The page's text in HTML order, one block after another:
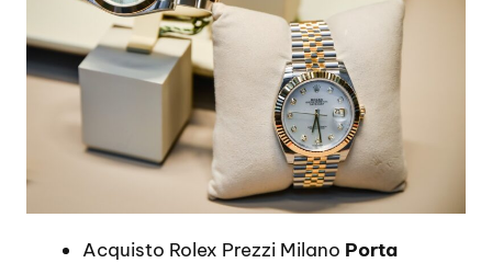
Acquisto Rolex Prezzi Milano Porta